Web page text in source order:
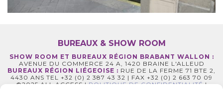
BUREAUX & SHOW ROOM
SHOW ROOM ET BUREAUX RÉGION BRABANT WALLON :
AVENUE DU COMMERCE 24 A, 1420 BRAINE L'ALLEUD
BUREAUX RÉGION LIÉGEOISE : RUE DE LA FERME 71 BTE 2,
4430 ANS TEL +32 (0) 2 387 43 32 | FAX +32 (0) 2 663 70 09
©2025 ALL ACCESS | POLITIQUE DE CONFIDENTIALITÉ |